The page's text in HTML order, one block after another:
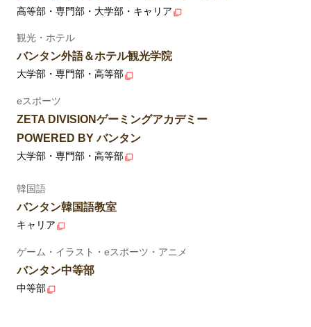
高等部・専門部・大学部・キャリア
観光・ホテル
バンタン外語＆ホテル観光学院
大学部・専門部・高等部
eスポーツ
ZETA DIVISIONゲーミングアカデミー
POWERED BY バンタン
大学部・専門部・高等部
韓国語
バンタン韓国語教室
キャリア
ゲーム・イラスト・eスポーツ・アニメ
バンタン中等部
中等部